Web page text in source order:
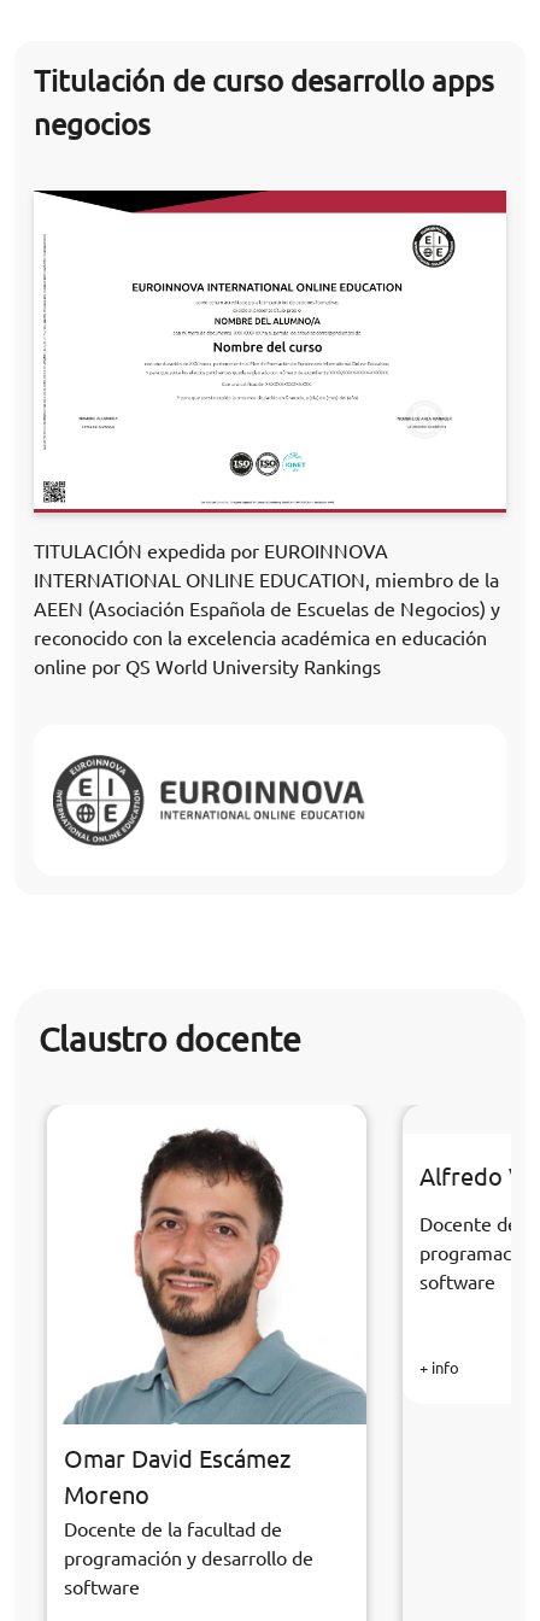
Titulación de curso desarrollo apps
negocios
TITULACIÓN expedida por EUROINNOVA
INTERNATIONAL ONLINE EDUCATION, miembro de la
AEEN (Asociación Española de Escuelas de Negocios) y
reconocido con la excelencia académica en educación
online por QS World University Rankings
Claustro docente
Omar David Escámez
Moreno
Docente de la facultad de
programación y desarrollo de
software
Alfredo
Docente de
software
+ info